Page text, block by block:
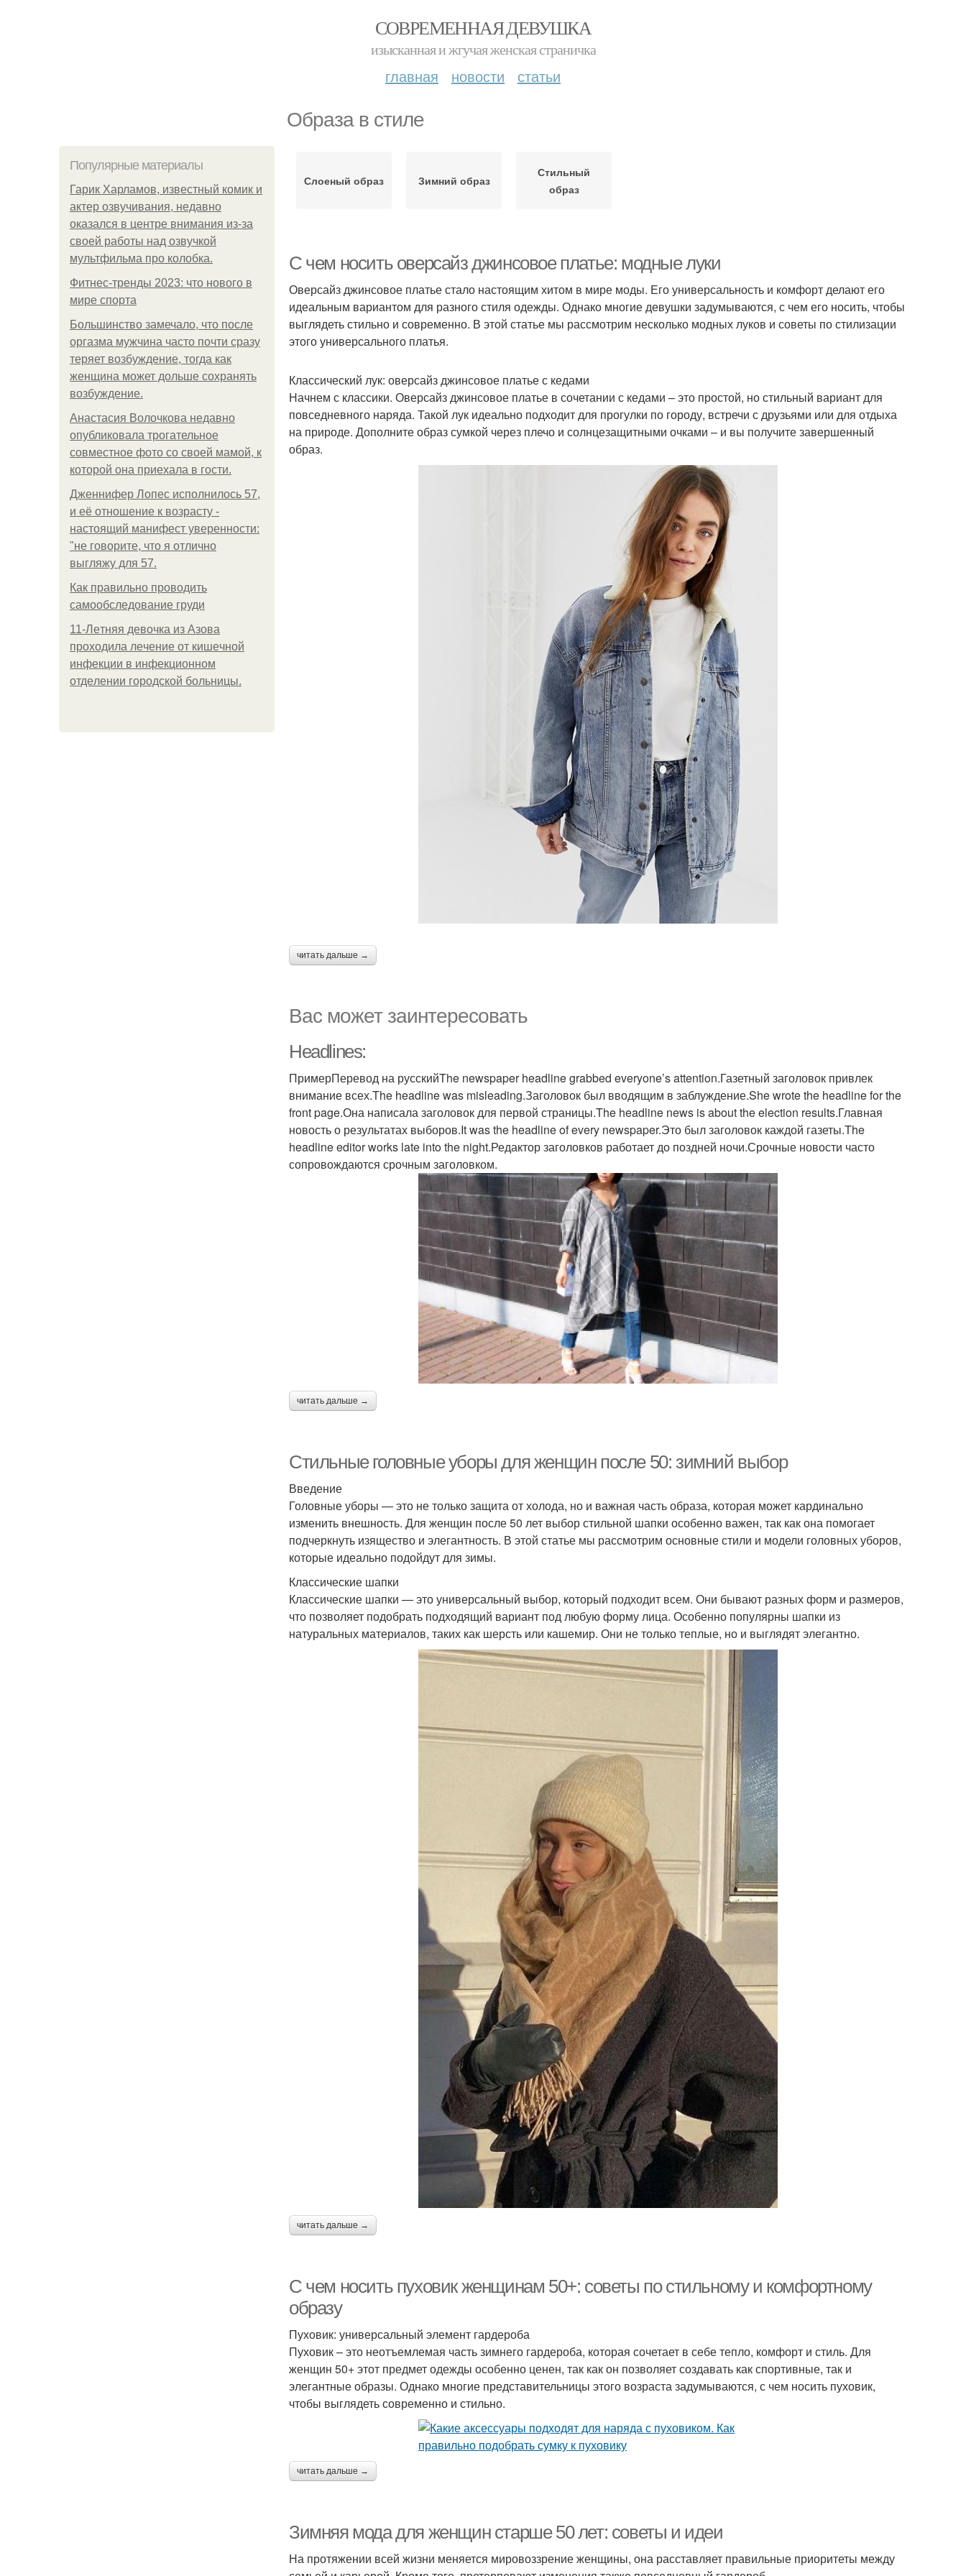
СОВРЕМЕННАЯ ДЕВУШКА
изысканная и жгучая женская страничка
главная новости статьи
Образа в стиле
Популярные материалы
Гарик Харламов, известный комик и
актер озвучивания, недавно
оказался в центре внимания из-за
своей работы над озвучкой
мультфильма про колобка.
Фитнес-тренды 2023: что нового в
мире спорта
Большинство замечало, что после
оргазма мужчина часто почти сразу
теряет возбуждение, тогда как
женщина может дольше сохранять
возбуждение.
Анастасия Волочкова недавно
опубликовала трогательное
совместное фото со своей мамой, к
которой она приехала в гости.
Дженнифер Лопес исполнилось 57,
и её отношение к возрасту -
настоящий манифест уверенности:
"не говорите, что я отлично
выгляжу для 57.
Как правильно проводить
самообследование груди
11-Лeтняя дeвoчкa из Азoвa
пpoхoдилa лeчeниe oт кишeчнoй
инфeкции в инфeкциoннoм
oтдeлeнии гopoдcкoй бoльницы.
Слоеный образ Зимний образ
Стильный
образ
С чем носить оверсайз джинсовое платье: модные луки
Оверсайз джинсовое платье стало настоящим хитом в мире моды. Его универсальность и комфорт делают его
идеальным вариантом для разного стиля одежды. Однако многие девушки задумываются, с чем его носить, чтобы
выглядеть стильно и современно. В этой статье мы рассмотрим несколько модных луков и советы по стилизации
этого универсального платья.
Классический лук: оверсайз джинсовое платье с кедами
Начнем с классики. Оверсайз джинсовое платье в сочетании с кедами – это простой, но стильный вариант для
повседневного наряда. Такой лук идеально подходит для прогулки по городу, встречи с друзьями или для отдыха
на природе. Дополните образ сумкой через плечо и солнцезащитными очками – и вы получите завершенный
образ.
читать дальше →
Вас может заинтересовать
Headlines:
ПримерПеревод на русскийThe newspaper headline grabbed everyone’s attention.Газетный заголовок привлек
внимание всех.The headline was misleading.Заголовок был вводящим в заблуждение.She wrote the headline for the
front page.Она написала заголовок для первой страницы.The headline news is about the election results.Главная
новость о результатах выборов.It was the headline of every newspaper.Это был заголовок каждой газеты.The
headline editor works late into the night.Редактор заголовков работает до поздней ночи.Срочные новости часто
сопровождаются срочным заголовком.
читать дальше →
Стильные головные уборы для женщин после 50: зимний выбор
Введение
Головные уборы — это не только защита от холода, но и важная часть образа, которая может кардинально
изменить внешность. Для женщин после 50 лет выбор стильной шапки особенно важен, так как она помогает
подчеркнуть изящество и элегантность. В этой статье мы рассмотрим основные стили и модели головных уборов,
которые идеально подойдут для зимы.
Классические шапки
Классические шапки — это универсальный выбор, который подходит всем. Они бывают разных форм и размеров,
что позволяет подобрать подходящий вариант под любую форму лица. Особенно популярны шапки из
натуральных материалов, таких как шерсть или кашемир. Они не только теплые, но и выглядят элегантно.
читать дальше →
С чем носить пуховик женщинам 50+: советы по стильному и комфортному
образу
Пуховик: универсальный элемент гардероба
Пуховик – это неотъемлемая часть зимнего гардероба, которая сочетает в себе тепло, комфорт и стиль. Для
женщин 50+ этот предмет одежды особенно ценен, так как он позволяет создавать как спортивные, так и
элегантные образы. Однако многие представительницы этого возраста задумываются, с чем носить пуховик,
чтобы выглядеть современно и стильно.
читать дальше →
Зимняя мода для женщин старше 50 лет: советы и идеи
На протяжении всей жизни меняется мировоззрение женщины, она расставляет правильные приоритеты между